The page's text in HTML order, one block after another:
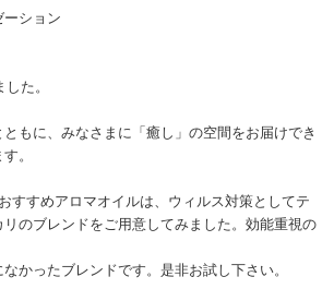
ーション
た。
もに、みなさまに「癒し」の空間をお届けでき
。
すすめアロマオイルは、ウィルス対策としてテ
リのブレンドをご用意してみました。効能重視の
かったブレンドです。是非お試し下さい。